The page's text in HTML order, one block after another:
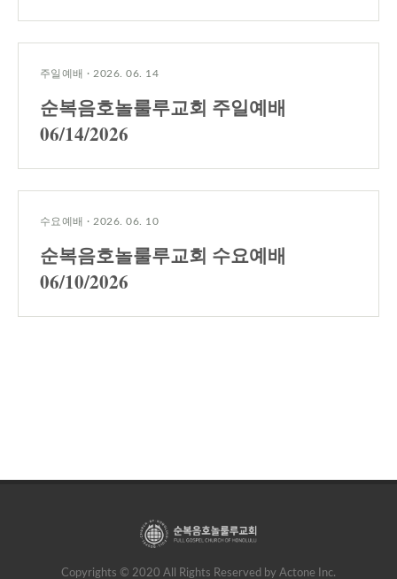
주일예배 · 2026. 06. 14
순복음호놀룰루교회 주일예배
06/14/2026
수요예배 · 2026. 06. 10
순복음호놀룰루교회 수요예배
06/10/2026
Copyrights © 2020 All Rights Reserved by Actone Inc.